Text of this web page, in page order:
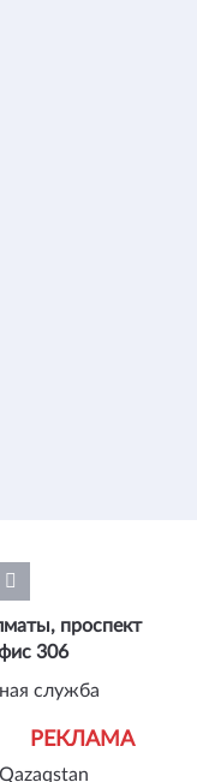
РЕКЛАМА
проспект
306
служба